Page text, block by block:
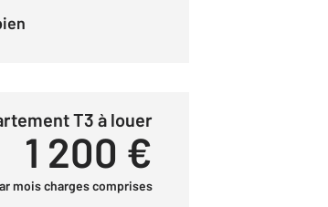
T3 à louer
1 200 €
mois charges comprises